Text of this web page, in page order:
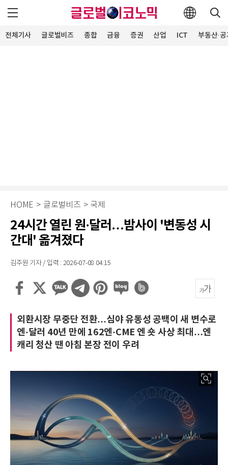
전체기사 글로벌비즈 종합 금융 증권 산업 ICT 부동산·
HOME > 글로벌비즈 > 국제
24시간 열린 원·달러…밤사이 '변동성 시
간대' 옮겨졌다
김주원 기자 / 입력 : 2026-07-08 04:15
외환시장 무중단 전환…심야 유동성 공백이 새 변수로
엔·달러 40년 만에 162엔·CME 엔 숏 사상 최대…엔
캐리 청산 땐 아침 본장 전이 우려